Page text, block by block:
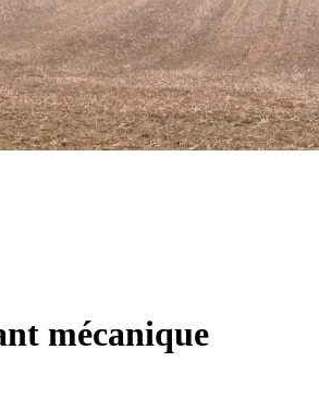
mécanique